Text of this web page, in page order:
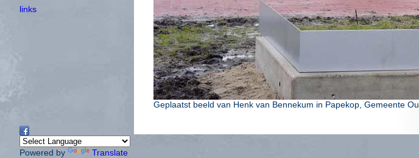
links
Powered by Translate
Geplaatst beeld van Henk van Bennekum in Papekop, Gemeente